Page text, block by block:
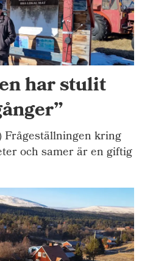
har stulit
kring
och samer är en giftig